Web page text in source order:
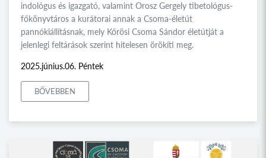
indológus és igazgató, valamint Orosz Gergely tibetológus-
főkönyvtáros a kurátorai annak a Csoma-életút
pannókiállításnak, mely Kőrösi Csoma Sándor életútját a
jelenlegi feltárások szerint hitelesen örökíti meg.
2025.június.06. Péntek
BŐVEBBEN